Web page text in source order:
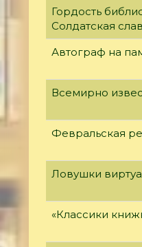
Гордость
Солдатская
Автограф на
Всемирно
Февральская
Ловушки
«Классики